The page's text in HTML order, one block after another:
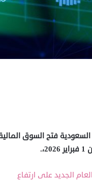
فتح السوق
الجديد على ارتفاع